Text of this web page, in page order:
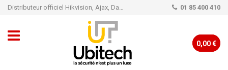
Distributeur officiel Hikvision, Ajax, Dahua, TP-Link - Caméra de vidéo surveillance - Alarme 01 85 400 410
0,00 €